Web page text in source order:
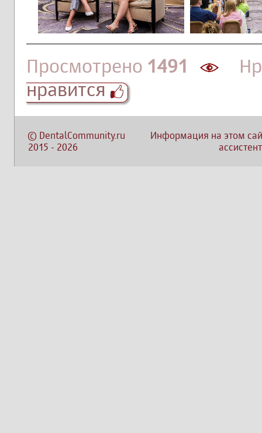
Просмотрено 1491
нравится
© DentalCommunity.ru
2015 - 2026
Информация на этом